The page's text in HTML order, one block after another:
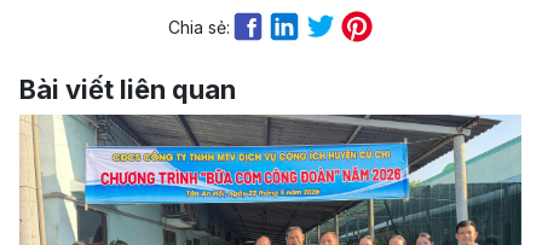
Chia sẻ:
Bài viết liên quan